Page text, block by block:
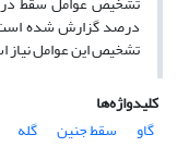
درصد گزارش شده
تشخیص این عوامل
کلیدواژه‌ها
گاو
سقط جنین گله